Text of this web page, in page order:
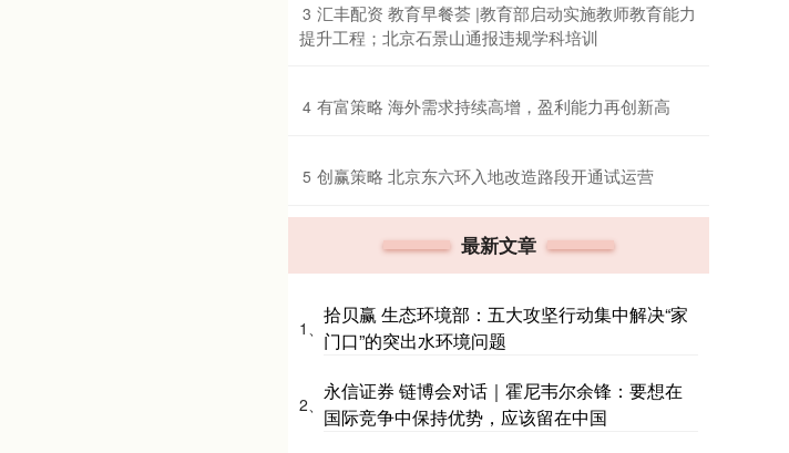
3 ​汇丰配资 教育早餐荟 |教育部启动实施教师教育能力
提升工程；北京石景山通报违规学科培训
4 ​有富策略 海外需求持续高增，盈利能力再创新高
5 ​创赢策略 北京东六环入地改造路段开通试运营
最新文章
1、
拾贝赢 生态环境部：五大攻坚行动集中解决“家
门口”的突出水环境问题
2、
永信证券 链博会对话｜霍尼韦尔余锋：要想在
国际竞争中保持优势，应该留在中国